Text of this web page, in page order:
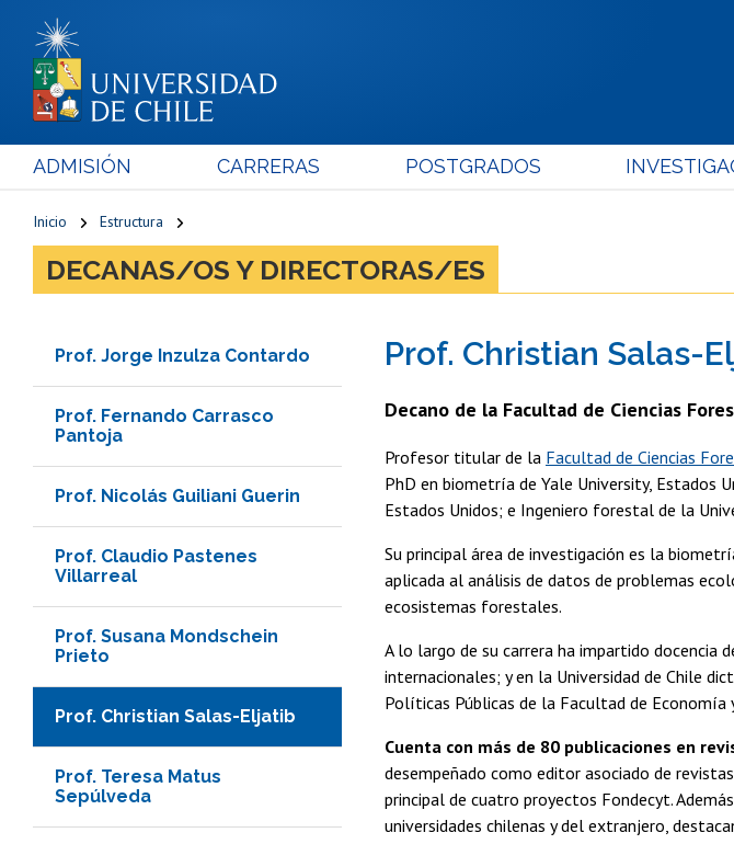
ADMISIÓN CARRERAS POSTGRADOS
Inicio Estructura
DECANAS/OS Y DIRECTORAS/ES
Prof. Jorge Inzulza Contardo
Prof. Fernando Carrasco
Pantoja
Prof. Nicolás Guiliani Guerin
Prof. Claudio Pastenes
Villarreal
Prof. Susana Mondschein
Prieto
Prof. Christian Salas-Eljatib
Prof. Teresa Matus
Sepúlveda
Prof. Christian Salas-
Decano de la Facultad de Ciencias
Profesor titular de la Facultad de Ciencias
PhD en biometría de Yale University, Estados
Estados Unidos; e Ingeniero forestal de la
Su principal área de investigación es la
aplicada al análisis de datos de problemas
ecosistemas forestales.
A lo largo de su carrera ha impartido docencia
internacionales; y en la Universidad de Chile
Políticas Públicas de la Facultad de Economía
Cuenta con más de 80 publicaciones en
desempeñado como editor asociado de
principal de cuatro proyectos Fondecyt.
universidades chilenas y del extranjero,